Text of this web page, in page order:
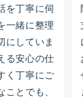
を丁寧に伺
一緒に整理
にしていま
る安心の仕
く丁寧にご
とでも、